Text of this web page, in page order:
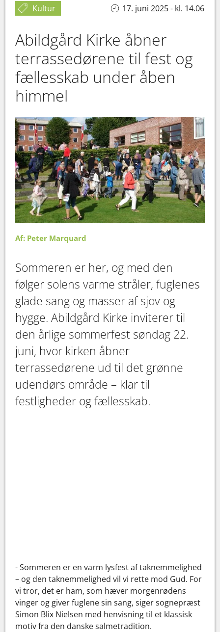
Kultur 17. juni 2025 - kl. 14.06
Abildgård Kirke åbner
terrassedørene til fest og
fællesskab under åben
himmel
Af: Peter Marquard
Sommeren er her, og med den
følger solens varme stråler, fuglenes
glade sang og masser af sjov og
hygge. Abildgård Kirke inviterer til
den årlige sommerfest søndag 22.
juni, hvor kirken åbner
terrassedørene ud til det grønne
udendørs område – klar til
festligheder og fællesskab.
- Sommeren er en varm lysfest af taknemmelighed
– og den taknemmelighed vil vi rette mod Gud. For
vi tror, det er ham, som hæver morgenrødens
vinger og giver fuglene sin sang, siger sognepræst
Simon Blix Nielsen med henvisning til et klassisk
motiv fra den danske salmetradition.